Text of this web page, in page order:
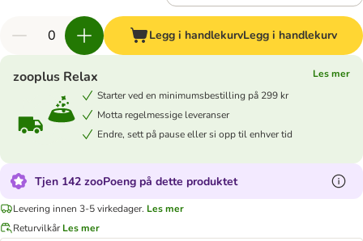
Legg i handlekurvLegg i handlekurv
zooplus Relax
Les mer
Starter ved en minimumsbestilling på 299 kr
Motta regelmessige leveranser
Endre, sett på pause eller si opp til enhver tid
Tjen 142 zooPoeng på dette produktet
Levering innen 3-5 virkedager. Les mer
Returvilkår Les mer